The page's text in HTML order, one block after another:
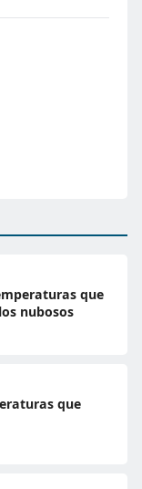
que
nubosos
que